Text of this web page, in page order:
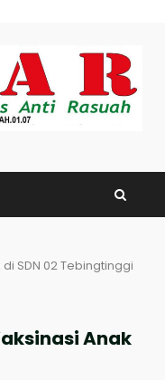
SDN 02 Tebingtinggi
Anak